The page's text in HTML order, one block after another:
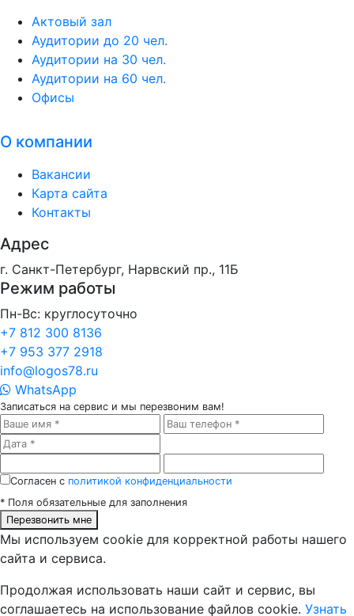
Актовый зал
Аудитории до 20 чел.
Аудитории на 30 чел.
Аудитории на 60 чел.
Офисы
О компании
Вакансии
Карта сайта
Контакты
Адрес
г. Санкт-Петербург, Нарвский пр., 11Б
Режим работы
Пн-Вс: круглосуточно
+7 812 300 8136
+7 953 377 2918
info@logos78.ru
WhatsApp
Записаться на сервис и мы перезвоним вам!
Cогласен с политикой конфиденциальности
* Поля обязательные для заполнения
Перезвонить мне
Мы используем cookie для корректной работы нашего
сайта и сервиса.
Продолжая использовать наши сайт и сервис, вы
соглашаетесь на использование файлов cookie. Узнать